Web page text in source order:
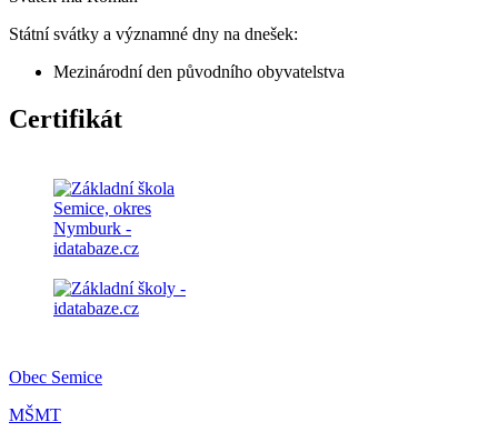
Státní svátky a významné dny na dnešek:
Mezinárodní den původního obyvatelstva
Certifikát
Obec Semice
MŠMT